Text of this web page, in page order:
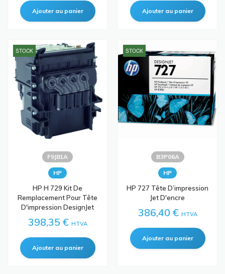
STOCK
F9J81A
HP
HP H 729 Kit De
Remplacement Pour Tête
D'impression DesignJet
398,35 € HTVA
STOCK
B3P06A
HP
HP 727 Tête D’impression
Jet D'encre
386,40 € HTVA